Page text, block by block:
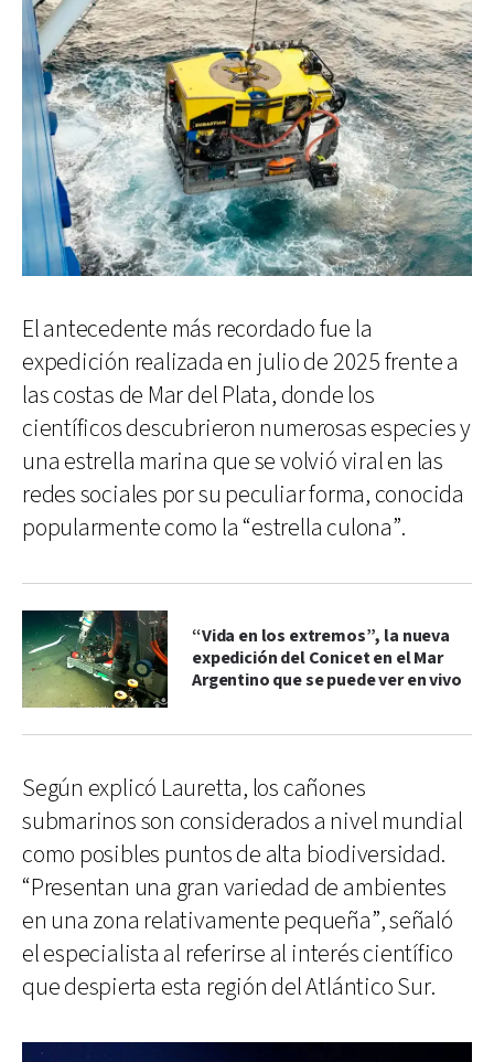
El antecedente más recordado fue la
expedición realizada en julio de 2025 frente a
las costas de Mar del Plata, donde los
científicos descubrieron numerosas especies y
una estrella marina que se volvió viral en las
redes sociales por su peculiar forma, conocida
popularmente como la “estrella culona”.
“Vida en los extremos”, la nueva
expedición del Conicet en el Mar
Argentino que se puede ver en vivo
Según explicó Lauretta, los cañones
submarinos son considerados a nivel mundial
como posibles puntos de alta biodiversidad.
“Presentan una gran variedad de ambientes
en una zona relativamente pequeña”, señaló
el especialista al referirse al interés científico
que despierta esta región del Atlántico Sur.